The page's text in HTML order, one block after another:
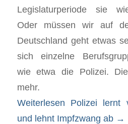
Legislaturperiode sie
Oder müssen wir auf
Deutschland geht etwas
sich einzelne
wie etwa die Polizei.
Weiterlesen Polizei lernt
und lehnt Impfzwang ab →